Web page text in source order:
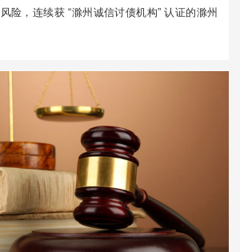
险，连续获 “滁州诚信讨债机构” 认证的滁州